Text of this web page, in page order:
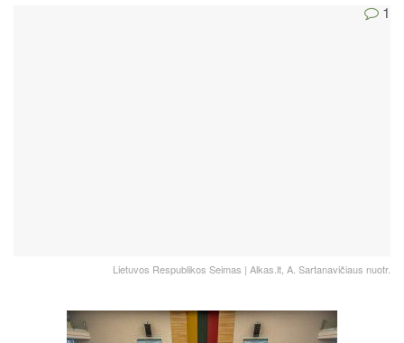
1
Lietuvos Respublikos Seimas | Alkas.lt, A. Sartanavičiaus nuotr.